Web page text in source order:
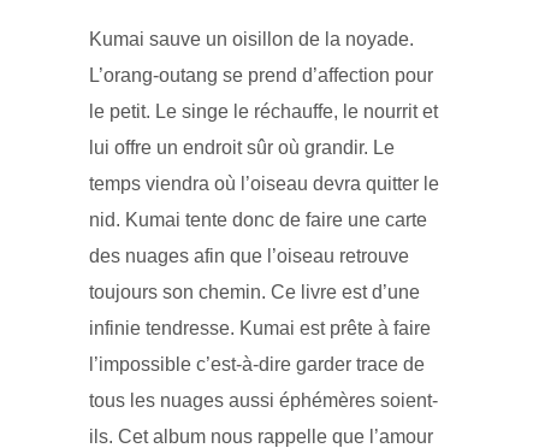
Kumai sauve un oisillon de la noyade.
L’orang-outang se prend d’affection pour
le petit. Le singe le réchauffe, le nourrit et
lui offre un endroit sûr où grandir. Le
temps viendra où l’oiseau devra quitter le
nid. Kumai tente donc de faire une carte
des nuages afin que l’oiseau retrouve
toujours son chemin. Ce livre est d’une
infinie tendresse. Kumai est prête à faire
l’impossible c’est-à-dire garder trace de
tous les nuages aussi éphémères soient-
ils. Cet album nous rappelle que l’amour